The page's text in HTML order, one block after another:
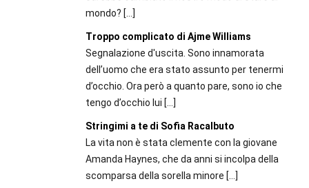
mondo? […]
Troppo complicato di Ajme Williams
Segnalazione d'uscita. Sono innamorata
dell’uomo che era stato assunto per tenermi
d’occhio. Ora però a quanto pare, sono io che
tengo d’occhio lui […]
Stringimi a te di Sofia Racalbuto
La vita non è stata clemente con la giovane
Amanda Haynes, che da anni si incolpa della
scomparsa della sorella minore […]